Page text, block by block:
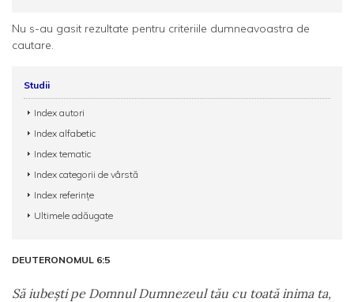
Nu s-au gasit rezultate pentru criteriile dumneavoastra de
cautare.
Studii
Index autori
Index alfabetic
Index tematic
Index categorii de vârstă
Index referințe
Ultimele adăugate
DEUTERONOMUL 6:5
Să iubeşti pe Domnul Dumnezeul tău cu toată inima ta,